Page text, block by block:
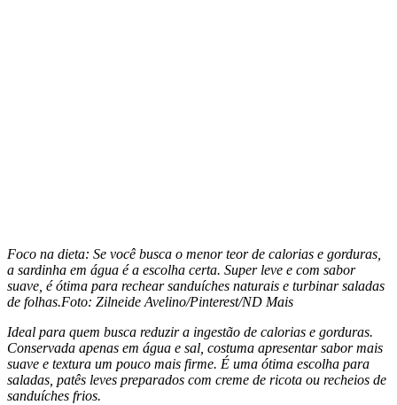
Foco na dieta: Se você busca o menor teor de calorias e gorduras,
a sardinha em água é a escolha certa. Super leve e com sabor
suave, é ótima para rechear sanduíches naturais e turbinar saladas
de folhas.Foto: Zilneide Avelino/Pinterest/ND Mais
Ideal para quem busca reduzir a ingestão de calorias e gorduras.
Conservada apenas em água e sal, costuma apresentar sabor mais
suave e textura um pouco mais firme. É uma ótima escolha para
saladas, patês leves preparados com creme de ricota ou recheios de
sanduíches frios.